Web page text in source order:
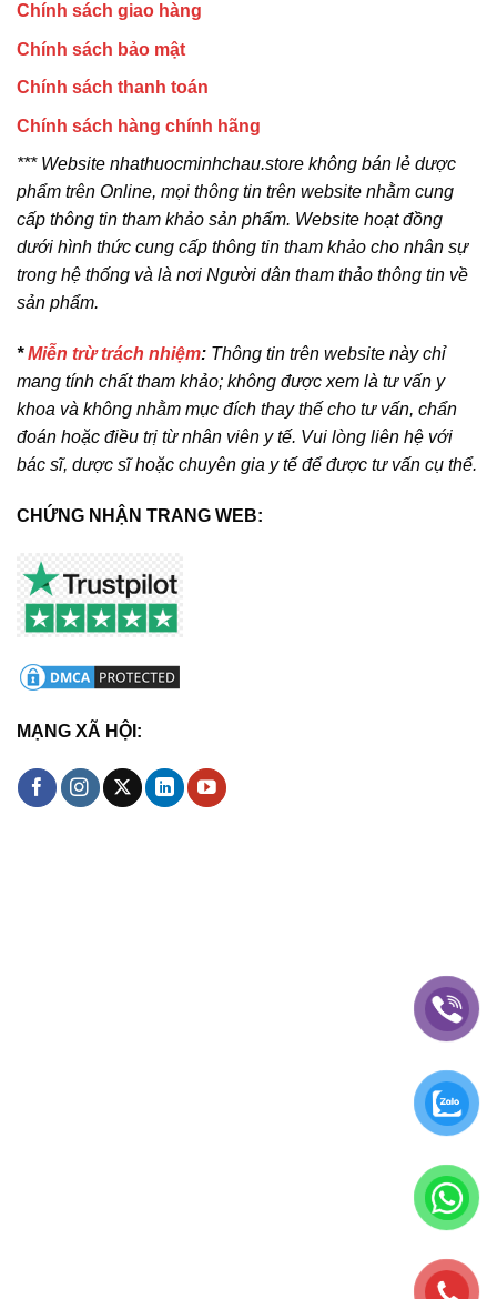
Chính sách giao hàng
Chính sách bảo mật
Chính sách thanh toán
Chính sách hàng chính hãng
*** Website nhathuocminhchau.store không bán lẻ dược
phẩm trên Online, mọi thông tin trên website nhằm cung
cấp thông tin tham khảo sản phẩm. Website hoạt đồng
dưới hình thức cung cấp thông tin tham khảo cho nhân sự
trong hệ thống và là nơi Người dân tham thảo thông tin về
sản phẩm.
*Miễn trừ trách nhiệm: Thông tin trên website này chỉ
mang tính chất tham khảo; không được xem là tư vấn y
khoa và không nhằm mục đích thay thế cho tư vấn, chẩn
đoán hoặc điều trị từ nhân viên y tế. Vui lòng liên hệ với
bác sĩ, dược sĩ hoặc chuyên gia y tế để được tư vấn cụ thể.
CHỨNG NHẬN TRANG WEB:
MẠNG XÃ HỘI: